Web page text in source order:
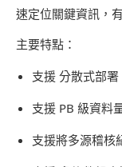
速定位關鍵資訊，
主要特點：
支援 分散式部
支援 PB 級資料
支援將多源稽核